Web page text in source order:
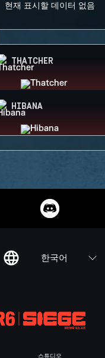
현재 표시할 데이터 없음
THATCHER
HIBANA
한국어
스튜디오